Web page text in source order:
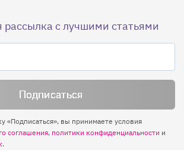
с лучшими статьями
«Подписаться», вы принимаете условия
соглашения, политики конфиденциальности и
.